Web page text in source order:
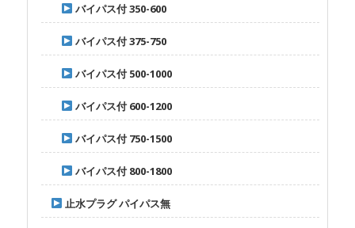
バイパス付 350-600
バイパス付 375-750
バイパス付 500-1000
バイパス付 600-1200
バイパス付 750-1500
バイパス付 800-1800
止水プラグ パイパス無